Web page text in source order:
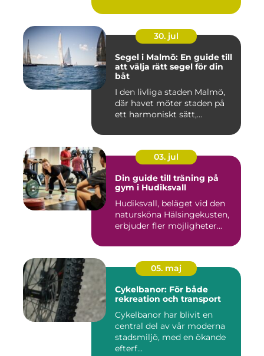
30. jul
Segel i Malmö: En guide till
att välja rätt segel för din
båt
I den livliga staden Malmö,
där havet möter staden på
ett harmoniskt sätt,...
03. jul
Din guide till träning på
gym i Hudiksvall
Hudiksvall, beläget vid den
natursköna Hälsingekusten,
erbjuder fler möjligheter...
05. maj
Cykelbanor: För både
rekreation och transport
Cykelbanor har blivit en
central del av vår moderna
stadsmiljö, med en ökande
efterf...